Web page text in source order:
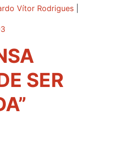
Vítor Rodrigues
SER